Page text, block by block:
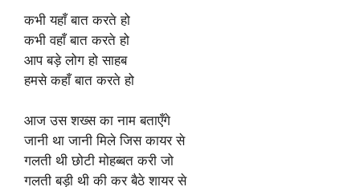
कभी यहाँ बात करते हो
कभी वहाँ बात करते हो
आप बड़े लोग हो साहब
हमसे कहाँ बात करते हो
आज उस शख्स का नाम बताएँगे
जानी था जानी मिले जिस कायर से
गलती थी छोटी मोहब्बत करी जो
गलती बड़ी थी की कर बैठे शायर से